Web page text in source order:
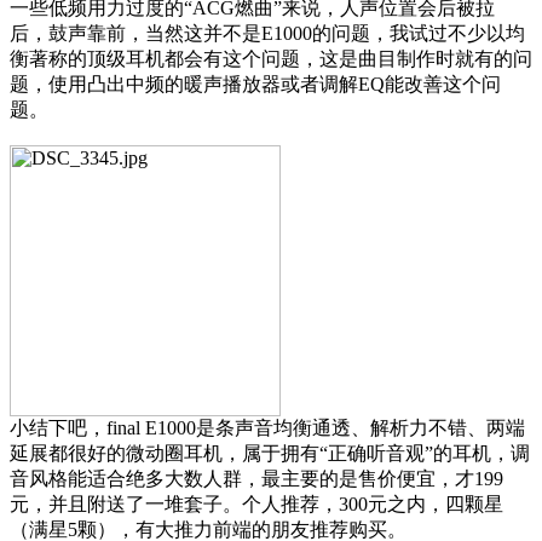
一些低频用力过度的“ACG燃曲”来说，人声位置会后被拉
后，鼓声靠前，当然这并不是E1000的问题，我试过不少以均
衡著称的顶级耳机都会有这个问题，这是曲目制作时就有的问
题，使用凸出中频的暖声播放器或者调解EQ能改善这个问
题。
小结下吧，final E1000是条声音均衡通透、解析力不错、两端
延展都很好的微动圈耳机，属于拥有“正确听音观”的耳机，调
音风格能适合绝多大数人群，最主要的是售价便宜，才199
元，并且附送了一堆套子。个人推荐，300元之内，四颗星
（满星5颗），有大推力前端的朋友推荐购买。